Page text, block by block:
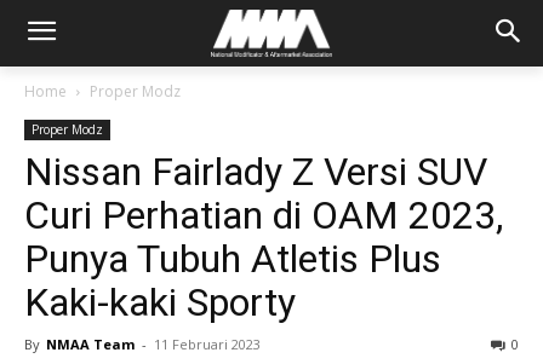
Home Proper Modz
Proper Modz
Nissan Fairlady Z Versi SUV
Curi Perhatian di OAM 2023,
Punya Tubuh Atletis Plus
Kaki-kaki Sporty
By NMAA Team - 11 Februari 2023 0